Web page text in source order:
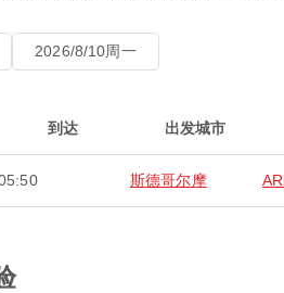
2026/8/10周一
到达 出发城市
斯德哥尔摩